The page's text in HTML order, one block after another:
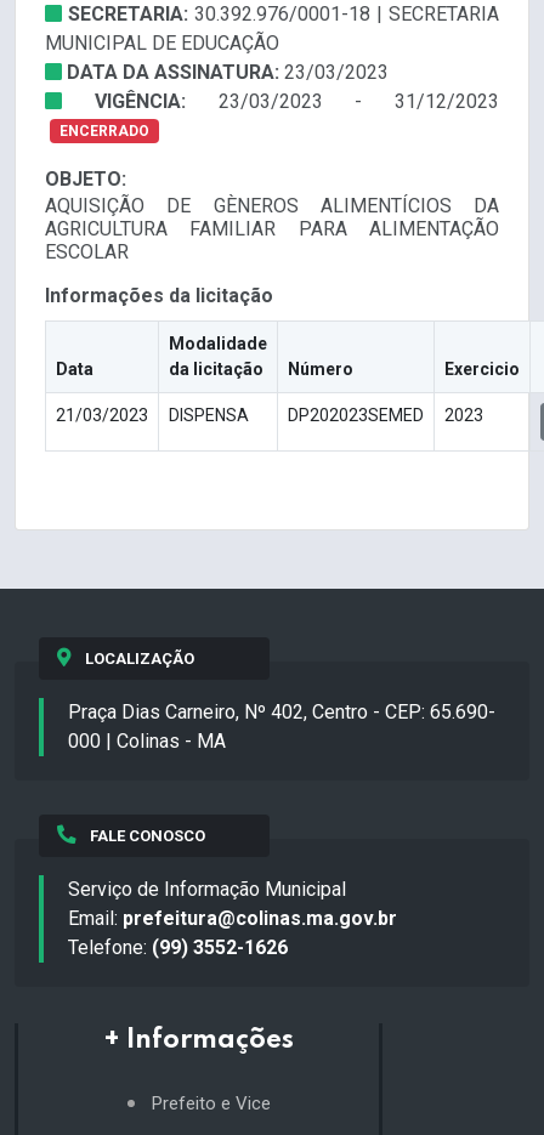
SECRETARIA: 30.392.976/0001-18 | SECRETARIA
MUNICIPAL DE EDUCAÇÃO
DATA DA ASSINATURA: 23/03/2023
VIGÊNCIA: 23/03/2023 - 31/12/2023
ENCERRADO
OBJETO:
AQUISIÇÃO DE GÈNEROS ALIMENTÍCIOS DA
AGRICULTURA FAMILIAR PARA ALIMENTAÇÃO
ESCOLAR
Informações da licitação
Data
Modalidade
da licitação
Número Exercicio
21/03/2023 DISPENSA DP202023SEMED 2023
LOCALIZAÇÃO
Praça Dias Carneiro, Nº 402, Centro - CEP: 65.690-
000 | Colinas - MA
FALE CONOSCO
Serviço de Informação Municipal
Email: prefeitura@colinas.ma.gov.br
Telefone: (99) 3552-1626
+ Informações
Prefeito e Vice